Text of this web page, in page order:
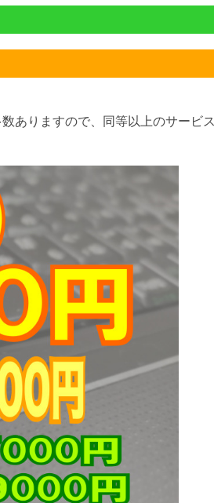
ありますので、同等以上のサービス